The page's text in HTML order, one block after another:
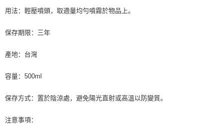
用法：輕壓噴頭，取適量均勻噴霧於物品上。
保存期限：三年
產地：台灣
容量：500ml
保存方式：置於陰涼處，避免陽光直射或高溫以防變質。
注意事項：